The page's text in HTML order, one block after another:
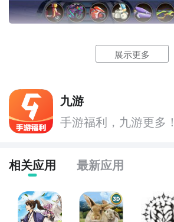
代号：兔子什么时候公测？公测时间
方法，下边就让九游独家来为您揭秘
方法一： 关注九游代号：兔子大事件
步骤2：关注大事件列表，每次代号
她对“赤红风暴”令大多数人惊艳的反
一句“那样的东西我也能做”后，就把
练上，爱丽丝驾驶着她的
地闯入了训练场，向所有的人宣布要
甲进行一场一对一的战斗。
展示更多
九游
手游福利，九游更多！
相关应用 最新应用